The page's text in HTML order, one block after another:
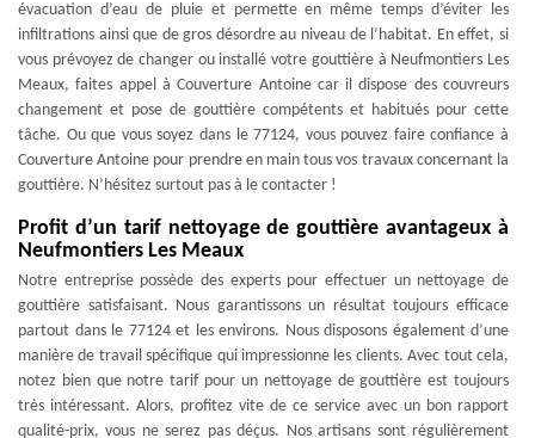
évacuation d’eau de pluie et permette en même temps d’éviter les
infiltrations ainsi que de gros désordre au niveau de l’habitat. En effet, si
vous prévoyez de changer ou installé votre gouttière à Neufmontiers Les
Meaux, faites appel à Couverture Antoine car il dispose des couvreurs
changement et pose de gouttière compétents et habitués pour cette
tâche. Ou que vous soyez dans le 77124, vous pouvez faire confiance à
Couverture Antoine pour prendre en main tous vos travaux concernant la
gouttière. N’hésitez surtout pas à le contacter !
Profit d’un tarif nettoyage de gouttière avantageux à
Neufmontiers Les Meaux
Notre entreprise possède des experts pour effectuer un nettoyage de
gouttière satisfaisant. Nous garantissons un résultat toujours efficace
partout dans le 77124 et les environs. Nous disposons également d’une
manière de travail spécifique qui impressionne les clients. Avec tout cela,
notez bien que notre tarif pour un nettoyage de gouttière est toujours
très intéressant. Alors, profitez vite de ce service avec un bon rapport
qualité-prix, vous ne serez pas déçus. Nos artisans sont régulièrement